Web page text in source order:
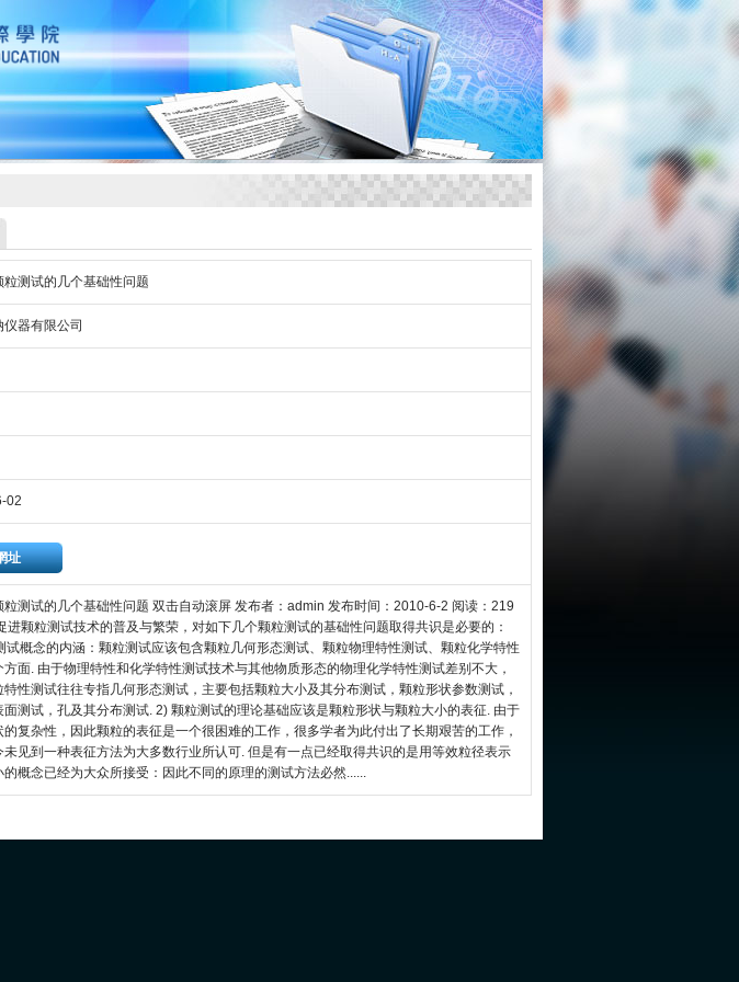
粒测试的几个基础性问题
器有限公司
02
址
粒测试的几个基础性问题 双击自动滚屏 发布者：admin 发布时间：2010-6-2 阅读：219
进颗粒测试技术的普及与繁荣，对如下几个颗粒测试的基础性问题取得共识是必要的：
试概念的内涵：颗粒测试应该包含颗粒几何形态测试、颗粒物理特性测试、颗粒化学特性
方面. 由于物理特性和化学特性测试技术与其他物质形态的物理化学特性测试差别不大，
特性测试往往专指几何形态测试，主要包括颗粒大小及其分布测试，颗粒形状参数测试，
面测试，孔及其分布测试. 2) 颗粒测试的理论基础应该是颗粒形状与颗粒大小的表征. 由于
的复杂性，因此颗粒的表征是一个很困难的工作，很多学者为此付出了长期艰苦的工作，
未见到一种表征方法为大多数行业所认可. 但是有一点已经取得共识的是用等效粒径表示
的概念已经为大众所接受：因此不同的原理的测试方法必然......